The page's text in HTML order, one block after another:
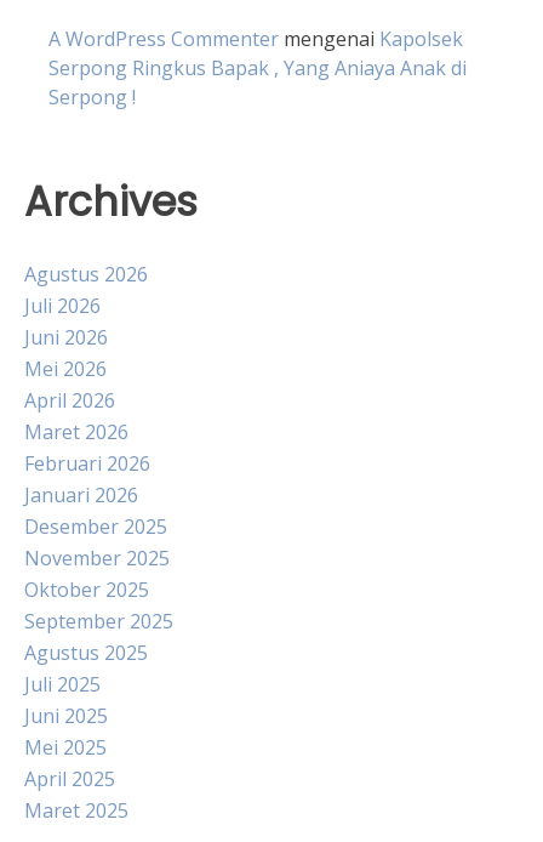
A WordPress Commenter mengenai Kapolsek
Serpong Ringkus Bapak , Yang Aniaya Anak di
Serpong !
Archives
Agustus 2026
Juli 2026
Juni 2026
Mei 2026
April 2026
Maret 2026
Februari 2026
Januari 2026
Desember 2025
November 2025
Oktober 2025
September 2025
Agustus 2025
Juli 2025
Juni 2025
Mei 2025
April 2025
Maret 2025